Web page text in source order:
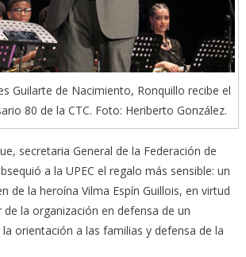
Guilarte de Nacimiento, Ronquillo recibe el
80 de la CTC. Foto: Heriberto González.
secretaria General de la Federación de
a la UPEC el regalo más sensible: un
de la heroína Vilma Espín Guillois, en virtud
la organización en defensa de un
orientación a las familias y defensa de la